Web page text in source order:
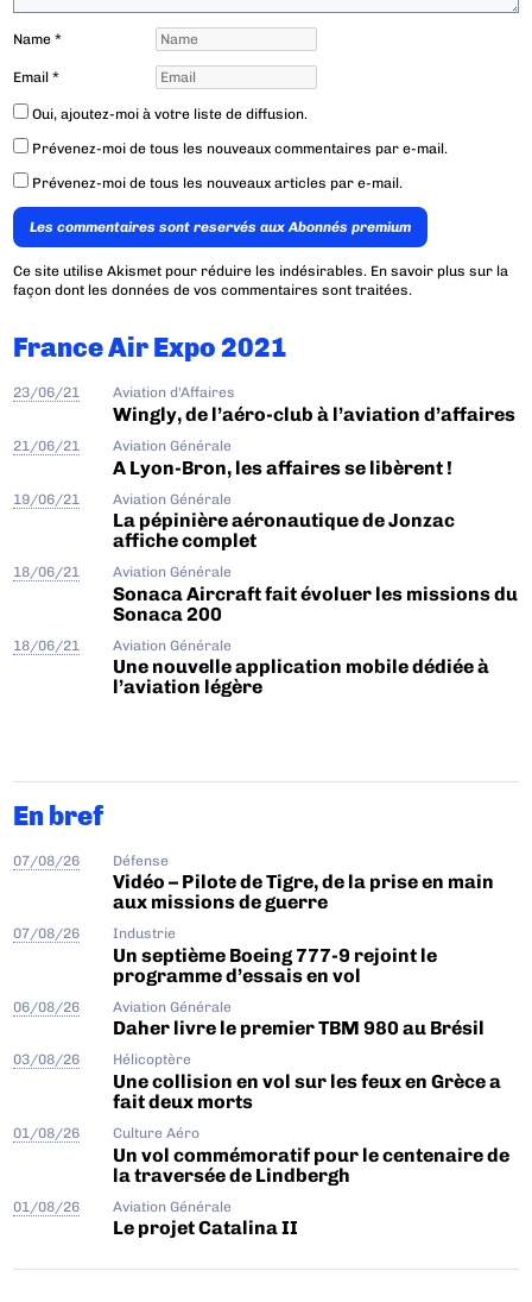
Name*
Email*
Oui, ajoutez-moi à votre liste de diffusion.
Prévenez-moi de tous les nouveaux commentaires par e-mail.
Prévenez-moi de tous les nouveaux articles par e-mail.
Les commentaires sont reservés aux Abonnés premium
Ce site utilise Akismet pour réduire les indésirables. En savoir plus sur la
façon dont les données de vos commentaires sont traitées.
France Air Expo 2021
23/06/21 Aviation d'Affaires
Wingly, de l’aéro-club à l’aviation d’affaires
21/06/21 Aviation Générale
A Lyon-Bron, les affaires se libèrent !
19/06/21 Aviation Générale
La pépinière aéronautique de Jonzac
affiche complet
18/06/21 Aviation Générale
Sonaca Aircraft fait évoluer les missions du
Sonaca 200
18/06/21 Aviation Générale
Une nouvelle application mobile dédiée à
l’aviation légère
En bref
07/08/26 Défense
Vidéo – Pilote de Tigre, de la prise en main
aux missions de guerre
07/08/26 Industrie
Un septième Boeing 777-9 rejoint le
programme d’essais en vol
06/08/26 Aviation Générale
Daher livre le premier TBM 980 au Brésil
03/08/26 Hélicoptère
Une collision en vol sur les feux en Grèce a
fait deux morts
01/08/26 Culture Aéro
Un vol commémoratif pour le centenaire de
la traversée de Lindbergh
01/08/26 Aviation Générale
Le projet Catalina II